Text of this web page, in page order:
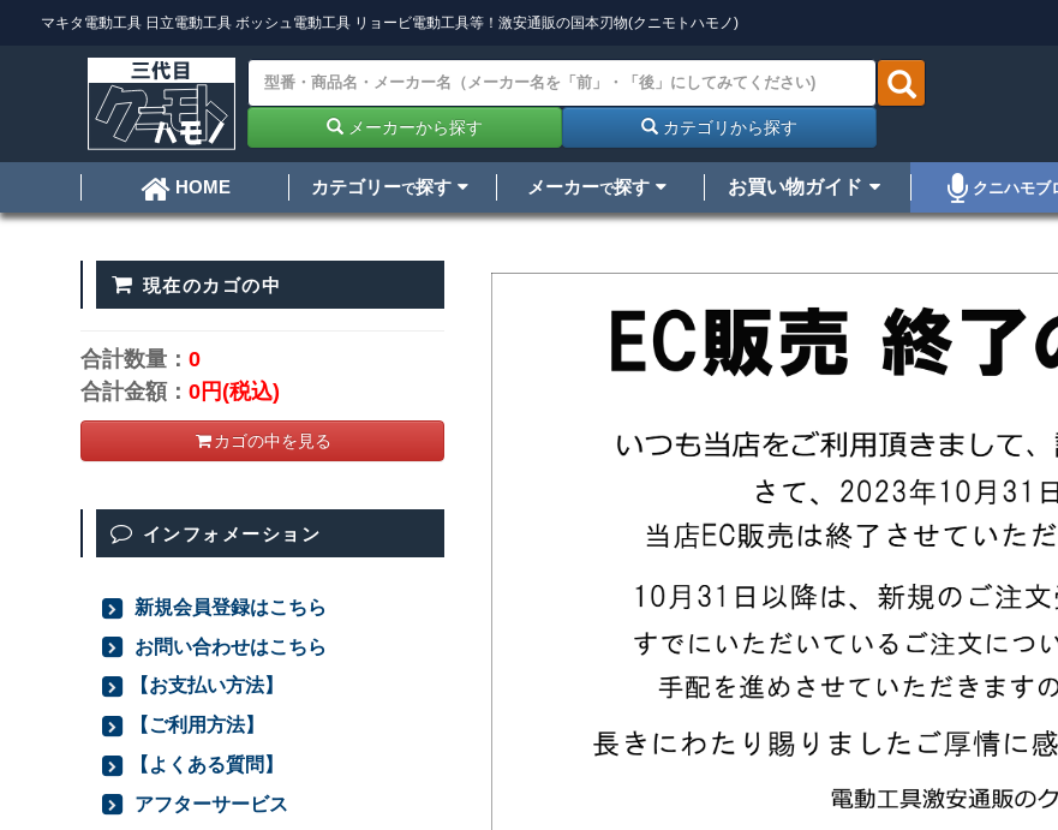
マキタ電動工具 日立電動工具 ボッシュ電動工具 リョービ電動工具等！激安通販の国本刃物(クニモトハモノ)
メーカーから探す カテゴリから探す
HOME カテゴリーで探す メーカーで探す お買い物ガイド クニハモブ
現在のカゴの中
合計数量：0
合計金額：0円(税込)
カゴの中を見る
インフォメーション
新規会員登録はこちら
お問い合わせはこちら
【お支払い方法】
【ご利用方法】
【よくある質問】
アフターサービス